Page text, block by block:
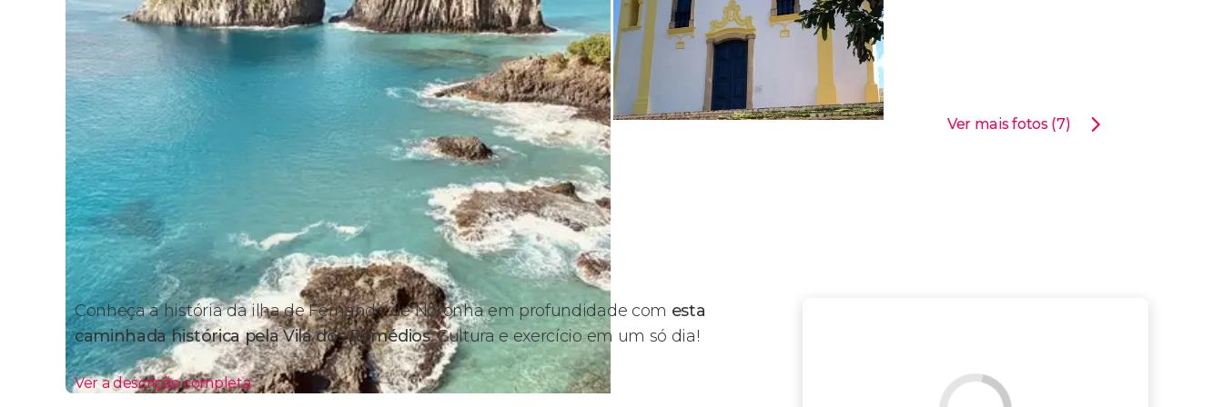
Ver mais fotos (7)
Conheça a história da ilha de Fernando de Noronha em profundidade com esta
caminhada histórica pela Vila dos Remédios. Cultura e exercício em um só dia!
Ver a descrição completa